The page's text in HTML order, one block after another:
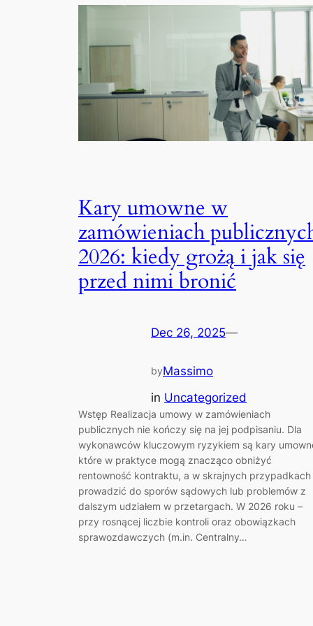
Kary umowne w
zamówieniach
2026: kiedy grożą i jak się
przed nimi bronić
Dec 26, 2025—
byMassimo
in Uncategorized
Wstęp Realizacja umowy w zamówieniach
publicznych nie kończy się na jej podpisaniu. Dla
wykonawców kluczowym ryzykiem są kary
które w praktyce mogą znacząco obniżyć
rentowność kontraktu, a w skrajnych przypadkach
prowadzić do sporów sądowych lub problemów z
dalszym udziałem w przetargach. W 2026 roku –
przy rosnącej liczbie kontroli oraz obowiązkach
sprawozdawczych (m.in. Centralny…